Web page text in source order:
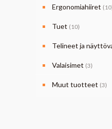
Ergonomiahiiret
Tuet (10)
Telineet ja
Valaisimet (3)
Muut tuotteet (3)